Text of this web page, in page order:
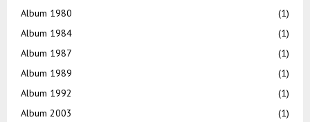
Album 1980
(1)
Album 1984
(1)
Album 1987
(1)
Album 1989
(1)
Album 1992
(1)
Album 2003
(1)